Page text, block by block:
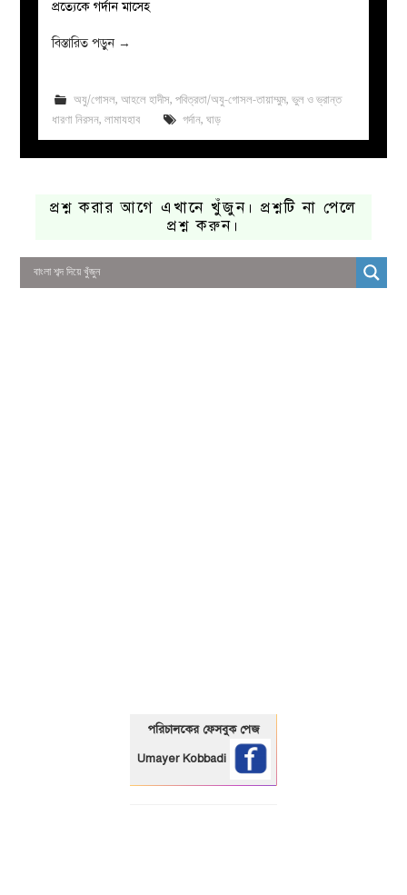
প্রত্যেকে গর্দান মাসেহ
বিস্তারিত পড়ুন →
অযু/গোসল, আহলে হাদীস, পবিত্রতা/অযু-গোসল-তায়াম্মুম, ভুল ও ভ্রান্ত
ধারণা নিরসন,লামাযহাব গর্দান, ঘাড়
প্রশ্ন করার আগে এখানে খুঁজুন। প্রশ্নটি না পেলে
প্রশ্ন করুন।
পরিচালকের ফেসবুক পেজ
Umayer Kobbadi